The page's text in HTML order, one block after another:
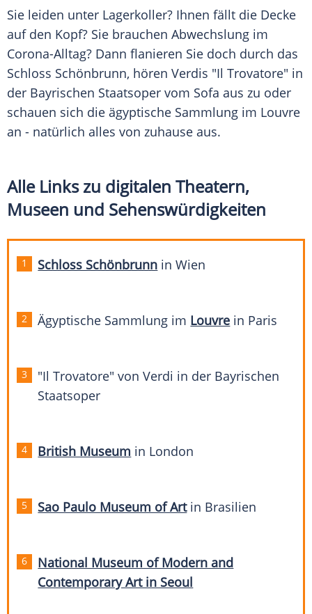
Sie leiden unter Lagerkoller? Ihnen fällt die Decke
auf den Kopf? Sie brauchen Abwechslung im
Corona-Alltag? Dann flanieren Sie doch durch das
Schloss Schönbrunn, hören Verdis "Il Trovatore" in
der Bayrischen Staatsoper vom Sofa aus zu oder
schauen sich die ägyptische Sammlung im Louvre
an - natürlich alles von zuhause aus.
Alle Links zu digitalen Theatern,
Museen und Sehenswürdigkeiten
Schloss Schönbrunn inWien
Ägyptische Sammlung im Louvre in Paris
"Il Trovatore" von Verdi in der Bayrischen
Staatsoper
British Museum in London
Sao Paulo Museum of Artin Brasilien
National Museum of Modern and
Contemporary Art in Seoul